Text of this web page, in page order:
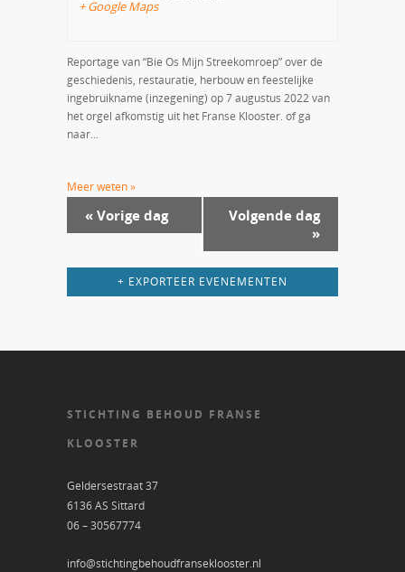
+ Google Maps
Reportage van “Bie Os Mijn Streekomroep” over de
geschiedenis, restauratie, herbouw en feestelijke
ingebruikname (inzegening) op 7 augustus 2022 van
het orgel afkomstig uit het Franse Klooster. of ga
naar...
Meer weten »
« Vorige dag
Volgende dag
»
+ EXPORTEER EVENEMENTEN
STICHTING BEHOUD FRANSE
KLOOSTER
Geldersestraat 37
6136 AS Sittard
06 – 30567774
info@stichtingbehoudfranseklooster.nl